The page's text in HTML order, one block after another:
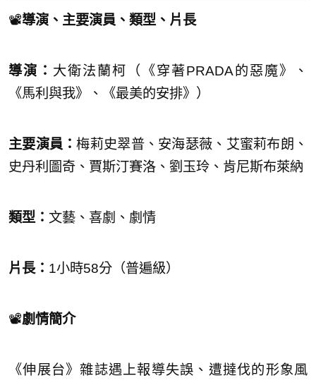
📽️導演、主要演員、類型、片長
導演： 大衛法蘭柯（《穿著PRADA的惡魔》、
《馬利與我》、《最美的安排》）
主要演員：梅莉史翠普、安海瑟薇、艾蜜莉布朗、
史丹利圖奇、賈斯汀賽洛、劉玉玲、肯尼斯布萊納
類型： 文藝、喜劇、劇情
片長： 1小時58分（普遍級）
📽️劇情簡介
《伸展台》雜誌遇上報導失誤、遭撻伐的形象風